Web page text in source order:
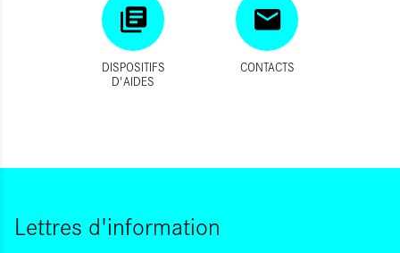
DISPOSITIFS
D'AIDES
CONTACTS
Lettres d'information